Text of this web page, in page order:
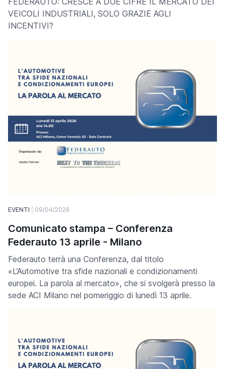
VEICOLI INDUSTRIALI, SOLO GRAZIE AGLI
INCENTIVI?
EVENTI 09/04/2026
Comunicato stampa – Conferenza
Federauto 13 aprile - Milano
Federauto terrà una Conferenza, dal titolo
«L’Automotive tra sfide nazionali e condizionamenti
europei. La parola al mercato», che si svolgerà presso la
sede ACI Milano nel pomeriggio di lunedì 13 aprile.